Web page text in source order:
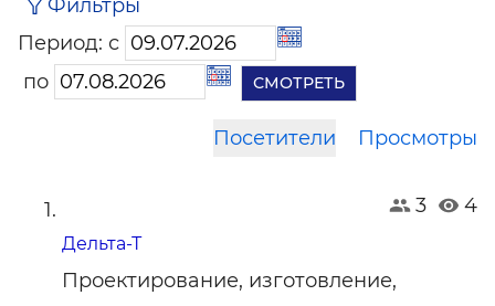
Фильтры
Период: с
по
Посетители Просмотры
3 4
Дельта-Т
Проектирование, изготовление,